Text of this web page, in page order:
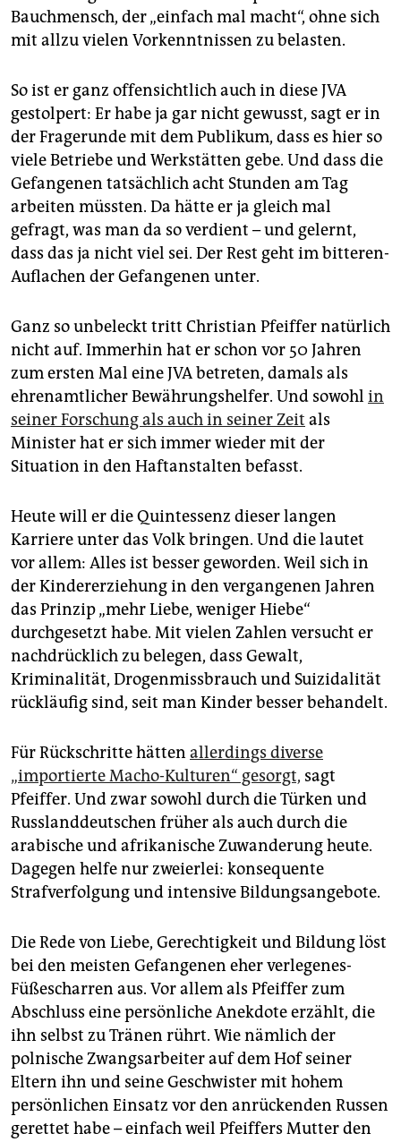
Bauchmensch, der „einfach mal macht“, ohne sich
mit allzu vielen Vorkenntnissen zu belasten.
So ist er ganz offensichtlich auch in diese JVA
gestolpert: Er habe ja gar nicht gewusst, sagt er in
der Fragerunde mit dem Publikum, dass es hier so
viele Betriebe und Werkstätten gebe. Und dass die
Gefangenen tatsächlich acht Stunden am Tag
arbeiten müssten. Da hätte er ja gleich mal
gefragt,­ was man da so verdient – und gelernt,
dass das ja nicht viel sei. Der Rest geht im bitteren­
Auflachen der Gefangenen unter.
Ganz so unbeleckt tritt Christian Pfeiffer natürlich
nicht auf. Immerhin hat er schon vor 50 Jahren
zum ersten Mal eine JVA betreten, damals als
ehrenamtlicher Bewährungshelfer. Und sowohl­ in
seiner Forschung als auch in seiner Zeit als
Minister hat er sich immer wieder mit der
Situation­ in den Haftanstalten befasst.
Heute will er die Quintessenz dieser langen
Karriere unter das Volk bringen. Und die lautet
vor allem: Alles ist besser geworden. Weil sich in
der Kindererziehung in den vergangenen Jahren
das Prinzip „mehr Liebe, weniger Hiebe“
durchgesetzt habe. Mit vielen Zahlen versucht er
nachdrücklich zu belegen, dass Gewalt,
Kriminalität, Drogenmissbrauch und Suizidalität
rückläufig sind, seit man Kinder besser behandelt.
Für Rückschritte hätten allerdings diverse
„importierte Macho-Kulturen“ gesorgt, sagt
Pfeiffer. Und zwar sowohl durch die Türken und
Russlanddeutschen früher als auch durch die
arabische und afrikanische Zuwanderung heute.
Dagegen helfe nur zweierlei: konsequente
Strafverfolgung und intensive Bildungsangebote.
Die Rede von Liebe, Gerechtigkeit und Bildung löst
bei den meisten Gefangenen eher verlegenes­
Füßescharren aus. Vor allem als Pfeiffer zum
Abschluss eine persönliche Anekdote erzählt, die
ihn selbst zu Tränen rührt. Wie nämlich der
polnische Zwangsarbeiter auf dem Hof seiner
Eltern ihn und seine Geschwister mit hohem
persönlichen Einsatz vor den anrückenden Russen
gerettet habe – einfach weil Pfeiffers Mutter den